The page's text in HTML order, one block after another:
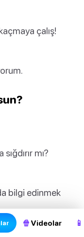
çalış!
mı?
bilgi edinmek
🍿 Videolar 📱